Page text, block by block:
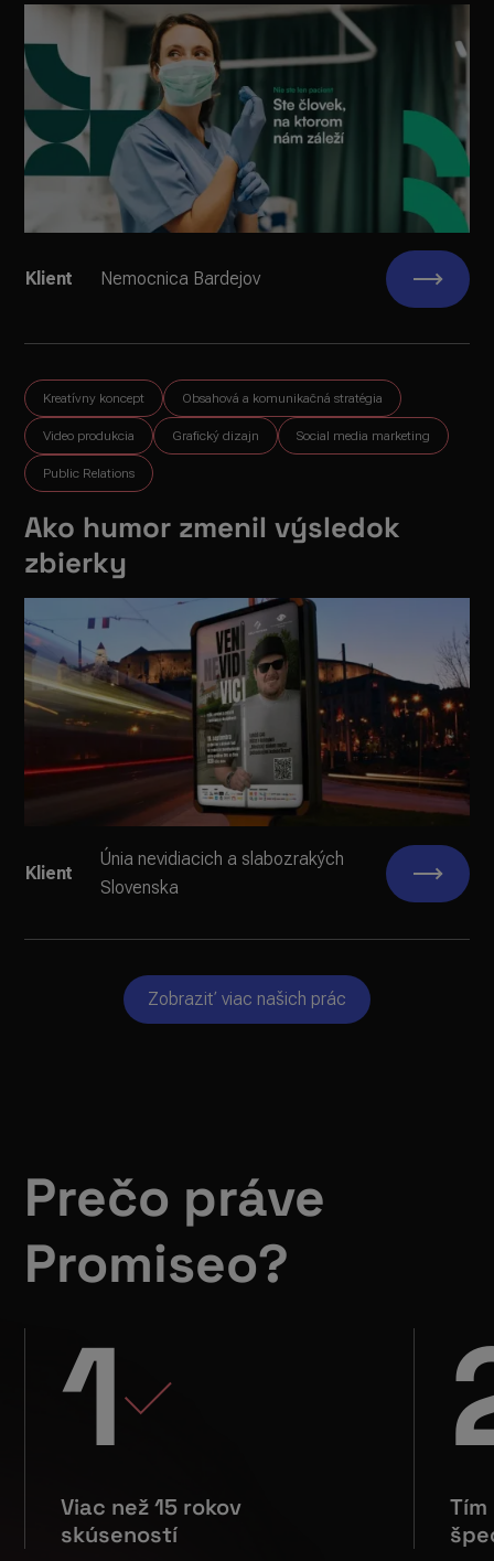
Klient Nemocnica Bardejov
Kreatívny koncept Obsahová a komunikačná stratégia
Video produkcia Grafický dizajn Social media marketing
Public Relations
Ako humor zmenil výsledok
zbierky
Klient
Únia nevidiacich a slabozrakých
Slovenska
Zobraziť viac našich prác
Prečo práve
Promiseo?
1
Viac než 15 rokov
skúseností
Tím